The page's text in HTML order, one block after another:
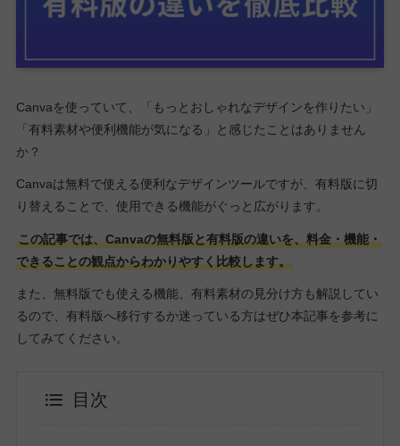
Canvaを使っていて、「もっとおしゃれなデザインを作りたい」
「有料素材や便利機能が気になる」と感じたことはありません
か？
Canvaは無料で使える便利なデザインツールですが、有料版に切
り替えることで、使用できる機能がぐっと広がります。
この記事では、Canvaの無料版と有料版の違いを、料金・機能・
できることの観点からわかりやすく比較します。
また、無料版でも使える機能、有料素材の見分け方も解説してい
るので、有料版へ移行するか迷っている方はぜひ本記事を参考に
してみてください。
目次